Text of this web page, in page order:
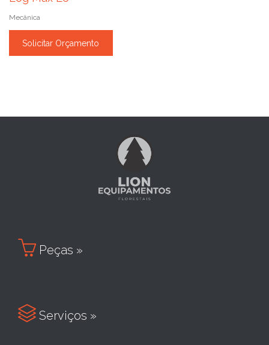
Mecânica
Solicitar Orçamento
 Peças »
 Serviços »